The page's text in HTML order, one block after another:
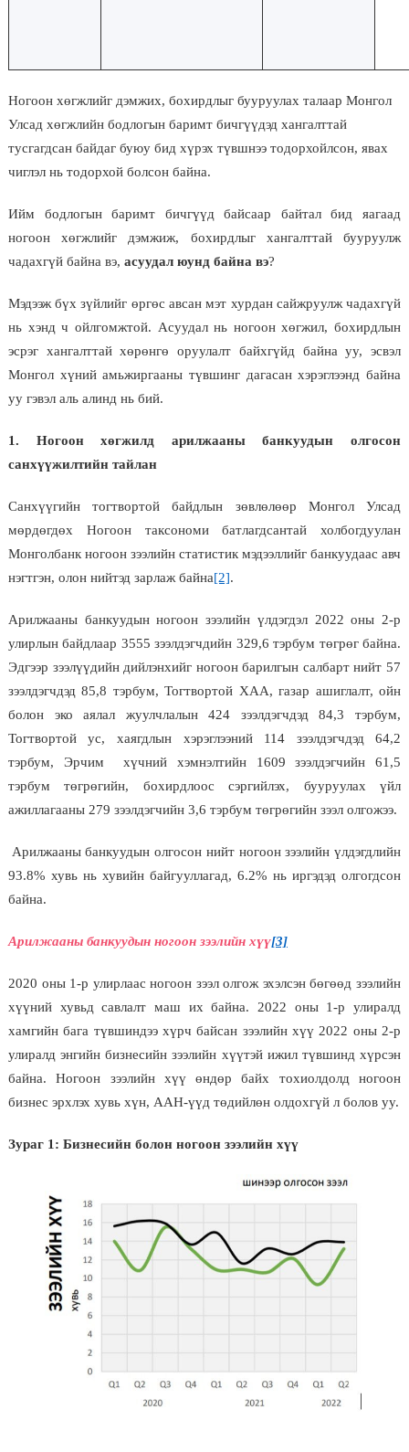
Ногоон хөгжлийг дэмжих, бохирдлыг бууруулах талаар Монгол
Улсад хөгжлийн бодлогын баримт бичгүүдэд хангалттай
тусгагдсан байдаг буюу бид хүрэх түвшнээ тодорхойлсон, явах
чиглэл нь тодорхой болсон байна.
Ийм бодлогын баримт бичгүүд байсаар байтал бид яагаад
ногоон хөгжлийг дэмжиж, бохирдлыг хангалттай бууруулж
чадахгүй байна вэ, асуудал юунд байна вэ?
Мэдээж бүх зүйлийг өргөс авсан мэт хурдан сайжруулж чадахгүй
нь хэнд ч ойлгомжтой. Асуудал нь ногоон хөгжил, бохирдлын
эсрэг хангалттай хөрөнгө оруулалт байхгүйд байна уу, эсвэл
Монгол хүний амьжиргааны түвшинг дагасан хэрэглээнд байна
уу гэвэл аль алинд нь бий.
1. Ногоон хөгжилд арилжааны банкуудын олгосон
санхүүжилтийн тайлан
Санхүүгийн тогтвортой байдлын зөвлөлөөр Монгол Улсад
мөрдөгдөх Ногоон таксономи батлагдсантай холбогдуулан
Монголбанк ногоон зээлийн статистик мэдээллийг банкуудаас авч
нэгтгэн, олон нийтэд зарлаж байна[2].
Арилжааны банкуудын ногоон зээлийн үлдэгдэл 2022 оны 2-р
улирлын байдлаар 3555 зээлдэгчдийн 329,6 тэрбум төгрөг байна.
Эдгээр зээлүүдийн дийлэнхийг ногоон барилгын салбарт нийт 57
зээлдэгчдэд 85,8 тэрбум, Тогтвортой ХАА, газар ашиглалт, ойн
болон эко аялал жуулчлалын 424 зээлдэгчдэд 84,3 тэрбум,
Тогтвортой ус, хаягдлын хэрэглээний 114 зээлдэгчдэд 64,2
тэрбум, Эрчим хүчний хэмнэлтийн 1609 зээлдэгчийн 61,5
тэрбум төгрөгийн, бохирдлоос сэргийлэх, бууруулах үйл
ажиллагааны 279 зээлдэгчийн 3,6 тэрбум төгрөгийн зээл олгожээ.
Арилжааны банкуудын олгосон нийт ногоон зээлийн үлдэгдлийн
93.8% хувь нь хувийн байгууллагад, 6.2% нь иргэдэд олгогдсон
байна.
Арилжааны банкуудын ногоон зээлийн хүү[3]
2020 оны 1-р улирлаас ногоон зээл олгож эхэлсэн бөгөөд зээлийн
хүүний хувьд савлалт маш их байна. 2022 оны 1-р улиралд
хамгийн бага түвшиндээ хүрч байсан зээлийн хүү 2022 оны 2-р
улиралд энгийн бизнесийн зээлийн хүүтэй ижил түвшинд хүрсэн
байна. Ногоон зээлийн хүү өндөр байх тохиолдолд ногоон
бизнес эрхлэх хувь хүн, ААН-үүд төдийлөн олдохгүй л болов уу.
Зураг 1: Бизнесийн болон ногоон зээлийн хүү